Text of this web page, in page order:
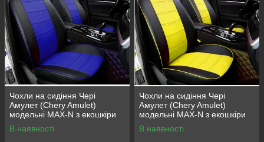
Чохли на сидіння Чері
Амулет (Chery Amulet)
модельні MAX-N з екошкіри
Чорно-синій
В наявності
Чохли на сидіння Чері
Амулет (Chery Amulet)
модельні MAX-N з екошкіри
Чорно-жовтий
В наявності